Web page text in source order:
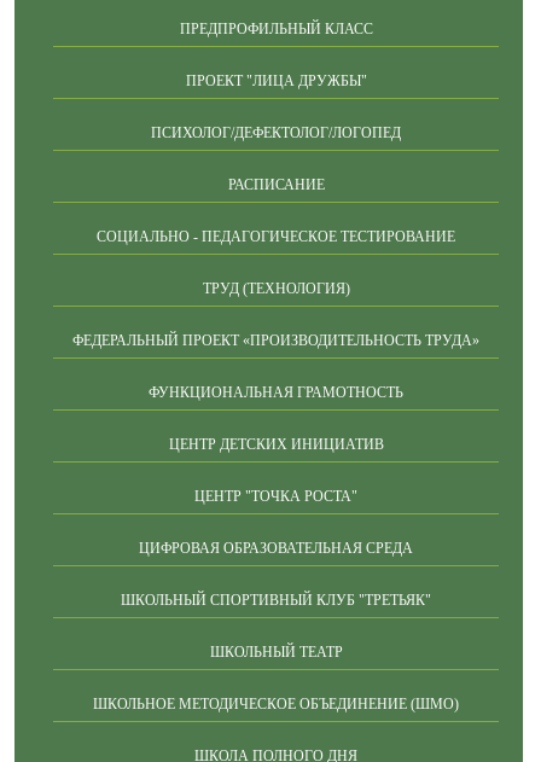
ПРЕДПРОФИЛЬНЫЙ КЛАСС
ПРОЕКТ "ЛИЦА ДРУЖБЫ"
ПСИХОЛОГ/ДЕФЕКТОЛОГ/ЛОГОПЕД
РАСПИСАНИЕ
СОЦИАЛЬНО - ПЕДАГОГИЧЕСКОЕ ТЕСТИРОВАНИЕ
ТРУД (ТЕХНОЛОГИЯ)
ФЕДЕРАЛЬНЫЙ ПРОЕКТ «ПРОИЗВОДИТЕЛЬНОСТЬ ТРУДА»
ФУНКЦИОНАЛЬНАЯ ГРАМОТНОСТЬ
ЦЕНТР ДЕТСКИХ ИНИЦИАТИВ
ЦЕНТР "ТОЧКА РОСТА"
ЦИФРОВАЯ ОБРАЗОВАТЕЛЬНАЯ СРЕДА
ШКОЛЬНЫЙ СПОРТИВНЫЙ КЛУБ "ТРЕТЬЯК"
ШКОЛЬНЫЙ ТЕАТР
ШКОЛЬНОЕ МЕТОДИЧЕСКОЕ ОБЪЕДИНЕНИЕ (ШМО)
ШКОЛА ПОЛНОГО ДНЯ